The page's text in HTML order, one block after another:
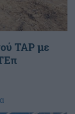
TAP με